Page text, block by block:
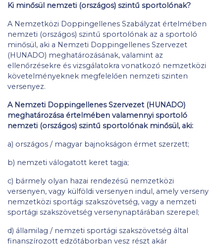
Ki minősül nemzeti (országos) szintű sportolónak?
A Nemzetközi Doppingellenes Szabályzat értelmében
nemzeti (országos) szintű sportolónak az a sportoló
minősül, aki a Nemzeti Doppingellenes Szervezet
(HUNADO) meghatározásának, valamint az
ellenőrzésekre és vizsgálatokra vonatkozó nemzetközi
követelményeknek megfelelően nemzeti szinten
versenyez.
A Nemzeti Doppingellenes Szervezet (HUNADO)
meghatározása értelmében valamennyi sportoló
nemzeti (országos) szintű sportolónak minősül, aki:
a) országos / magyar bajnokságon érmet szerzett;
b) nemzeti válogatott keret tagja;
c) bármely olyan hazai rendezésű nemzetközi
versenyen, vagy külföldi versenyen indul, amely verseny
nemzetközi sportági szakszövetség, vagy a nemzeti
sportági szakszövetség versenynaptárában szerepel;
d) államilag / nemzeti sportági szakszövetség által
finanszírozott edzőtáborban vesz részt akár